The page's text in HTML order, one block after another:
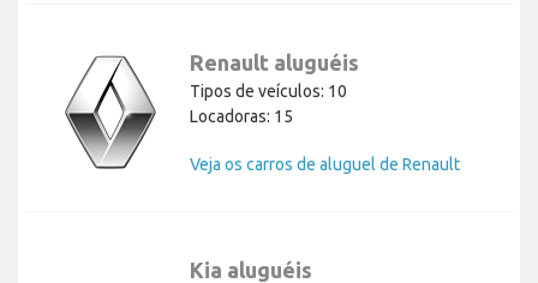
Renault aluguéis
Tipos de veículos: 10
Locadoras: 15
Veja os carros de aluguel de Renault
Kia aluguéis